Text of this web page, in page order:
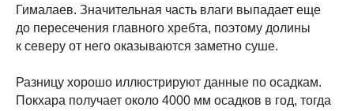
Гималаев. Значительная часть влаги выпадает еще
до пересечения главного хребта, поэтому долины
к северу от него оказываются заметно суше.
Разницу хорошо иллюстрируют данные по осадкам.
Покхара получает около 4000 мм осадков в год, тогда